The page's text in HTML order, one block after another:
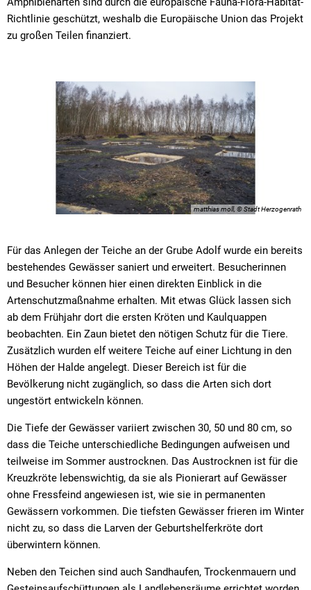
Richtlinie geschützt, weshalb die Europäische Union das Projekt
zu großen Teilen finanziert.
matthias moll, © Stadt Herzogenrath
Für das Anlegen der Teiche an der Grube Adolf wurde ein bereits
bestehendes Gewässer saniert und erweitert. Besucherinnen
und Besucher können hier einen direkten Einblick in die
Artenschutzmaßnahme erhalten. Mit etwas Glück lassen sich
ab dem Frühjahr dort die ersten Kröten und Kaulquappen
beobachten. Ein Zaun bietet den nötigen Schutz für die Tiere.
Zusätzlich wurden elf weitere Teiche auf einer Lichtung in den
Höhen der Halde angelegt. Dieser Bereich ist für die
Bevölkerung nicht zugänglich, so dass die Arten sich dort
ungestört entwickeln können.
Die Tiefe der Gewässer variiert zwischen 30, 50 und 80 cm, so
dass die Teiche unterschiedliche Bedingungen aufweisen und
teilweise im Sommer austrocknen. Das Austrocknen ist für die
Kreuzkröte lebenswichtig, da sie als Pionierart auf Gewässer
ohne Fressfeind angewiesen ist, wie sie in permanenten
Gewässern vorkommen. Die tiefsten Gewässer frieren im Winter
nicht zu, so dass die Larven der Geburtshelferkröte dort
überwintern können.
Neben den Teichen sind auch Sandhaufen, Trockenmauern und